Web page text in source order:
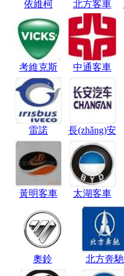
依維柯 北方客車
考維克斯 中通客車
雷諾 長(zhǎng)安
黃明客車 太湖客車
奧鈴 北方奔馳